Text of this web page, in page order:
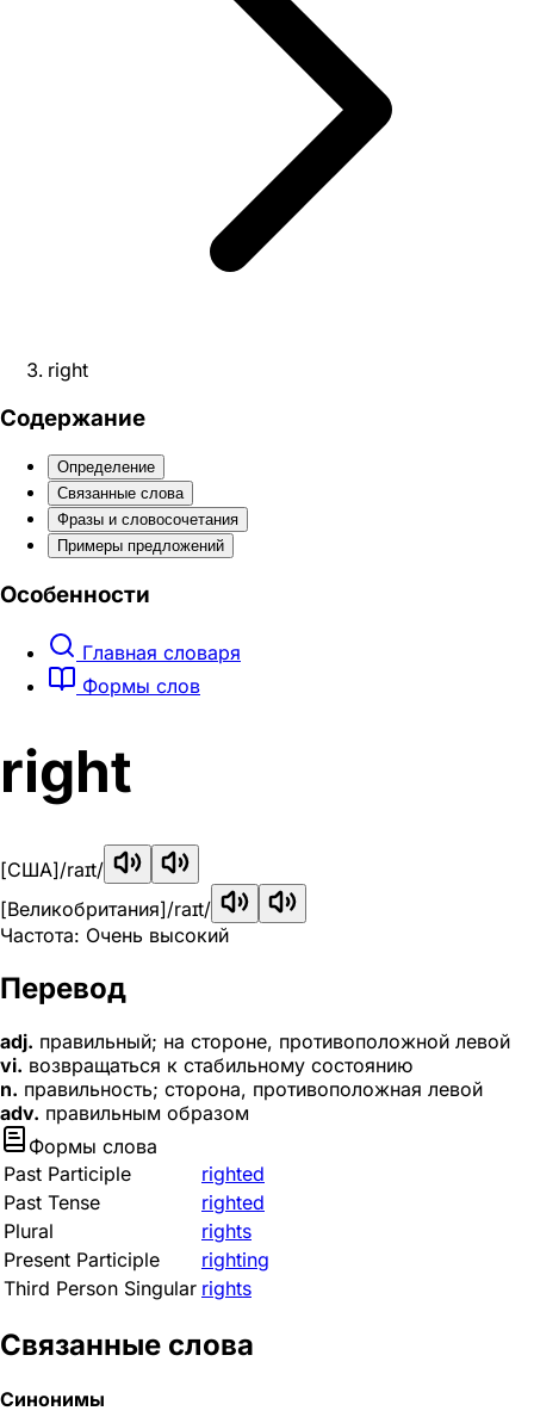
right
Содержание
Определение
Связанные слова
Фразы и словосочетания
Примеры предложений
Особенности
Главная словаря
Формы слов
right
[США]/raɪt/
[Великобритания]/raɪt/
Частота: Очень высокий
Перевод
adj. правильный; на стороне, противоположной левой
vi. возвращаться к стабильному состоянию
n. правильность; сторона, противоположная левой
adv. правильным образом
Формы слова
Past Participle
righted
Past Tense
righted
Plural
rights
Present Participle
righting
Third Person Singular rights
Связанные слова
Синонимы